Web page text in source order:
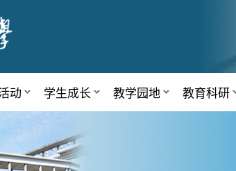
动 学生成长 教学园地 教育科研